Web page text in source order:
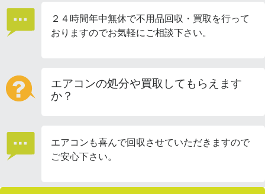
２４時間年中無休で不用品回収・買取を行って
おりますのでお気軽にご相談下さい。
エアコンの処分や買取してもらえます
か？
エアコンも喜んで回収させていただきますので
ご安心下さい。